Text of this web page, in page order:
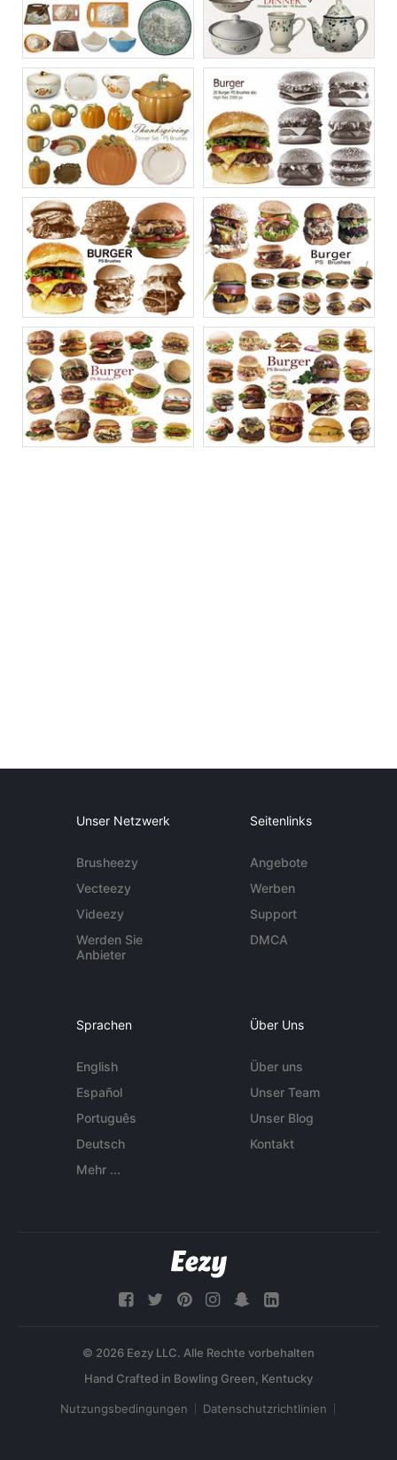
Unser Netzwerk
Brusheezy
Vecteezy
Videezy
Werden Sie
Anbieter
Seitenlinks
Angebote
Werben
Support
DMCA
Sprachen
English
Español
Português
Deutsch
Mehr ...
Über Uns
Über uns
Unser Team
Unser Blog
Kontakt
© 2026 Eezy LLC. Alle Rechte vorbehalten
Nutzungsbedingungen Datenschutzrichtlinien